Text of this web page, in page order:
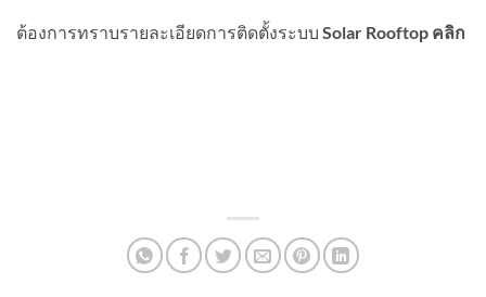
ต้องการทราบรายละเอียดการติดตั้งระบบ Solar Rooftop คลิก